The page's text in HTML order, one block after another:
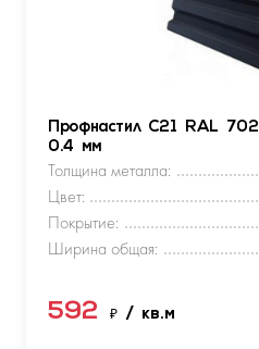
Профнастил С21 RAL
0.4 мм
Толщина металла:
Цвет:
Покрытие:
Ширина общая:
592 ₽ / кв.м